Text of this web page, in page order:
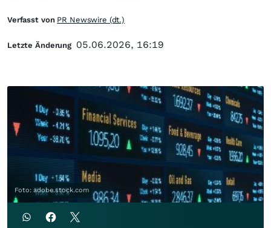
Foto: adobe.stock.com
Verfasst von PR Newswire (dt.)
Letzte Änderung 05.06.2026, 16:19